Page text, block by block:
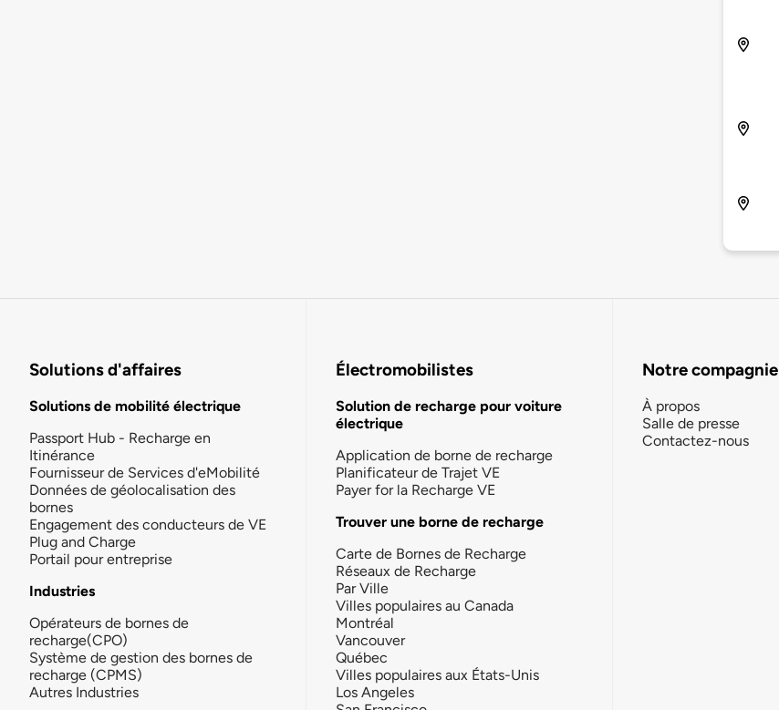
Solutions d'affaires
Solutions de mobilité électrique
Passport Hub - Recharge en
Itinérance
Fournisseur de Services d'eMobilité
Données de géolocalisation des
bornes
Engagement des conducteurs de VE
Plug and Charge
Portail pour entreprise
Industries
Opérateurs de bornes de
recharge(CPO)
Système de gestion des bornes de
recharge (CPMS)
Autres Industries
Électromobilistes
Solution de recharge pour voiture
électrique
Application de borne de recharge
Planificateur de Trajet VE
Payer for la Recharge VE
Trouver une borne de recharge
Carte de Bornes de Recharge
Réseaux de Recharge
Par Ville
Villes populaires au Canada
Montréal
Vancouver
Québec
Villes populaires aux États-Unis
Los Angeles
Notre compagnie
À propos
Salle de presse
Contactez-nous